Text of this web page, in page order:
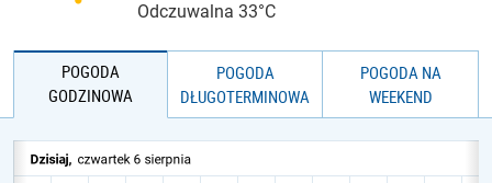
Odczuwalna 33°C
POGODA
GODZINOWA
POGODA
DŁUGOTERMINOWA
POGODA NA
WEEKEND